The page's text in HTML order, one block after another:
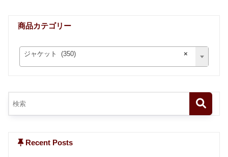
商品カテゴリー
×
ジャケット (350)
Recent Posts